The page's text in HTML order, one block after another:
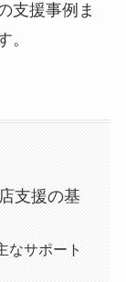
支援事例ま
。
支援の基
なサポート